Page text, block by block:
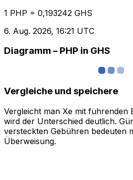
1 PHP = 0,193242 GHS
6. Aug. 2026, 16:21 UTC
Diagramm – PHP in GHS
Vergleiche und speichere
Vergleicht man Xe mit führenden
wird der Unterschied deutlich.
versteckten Gebühren bedeuten
Überweisung.